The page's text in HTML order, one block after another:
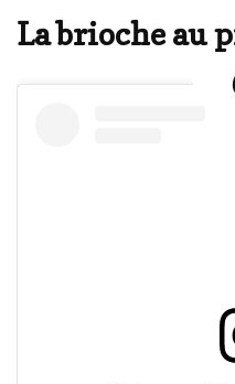
La brioche au